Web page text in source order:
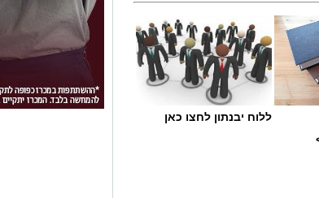
ללוח יבנתון לחצו כאן